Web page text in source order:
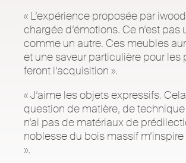
« L’expérience proposée par
chargée d’émotions. Ce n’est pas
comme un autre. Ces meubles
et une saveur particulière pour les
feront l’acquisition ».
« J’aime les objets expressifs.
question de matière, de technique
n’ai pas de matériaux de
noblesse du bois massif
».